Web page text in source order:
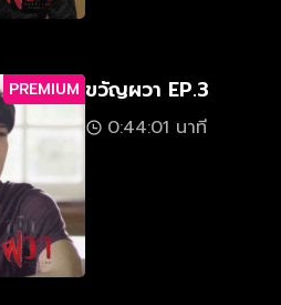
PREMIUM ขวัญผวา EP.3
0:44:01 นาที